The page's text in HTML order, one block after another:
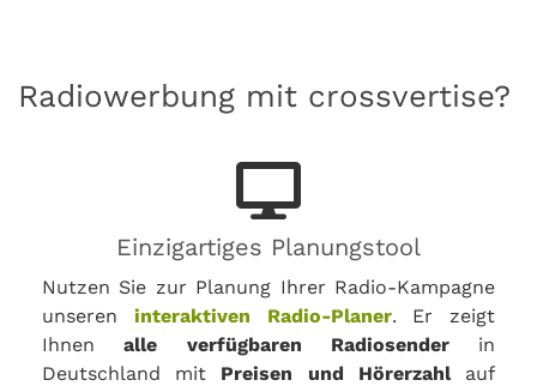
Radiowerbung mit crossvertise?
Einzigartiges Planungstool
Nutzen Sie zur Planung Ihrer Radio-Kampagne
unseren interaktiven Radio-Planer. Er zeigt
Ihnenalle verfügbaren Radiosenderin
Deutschland mit Preisen und Hörerzahlauf